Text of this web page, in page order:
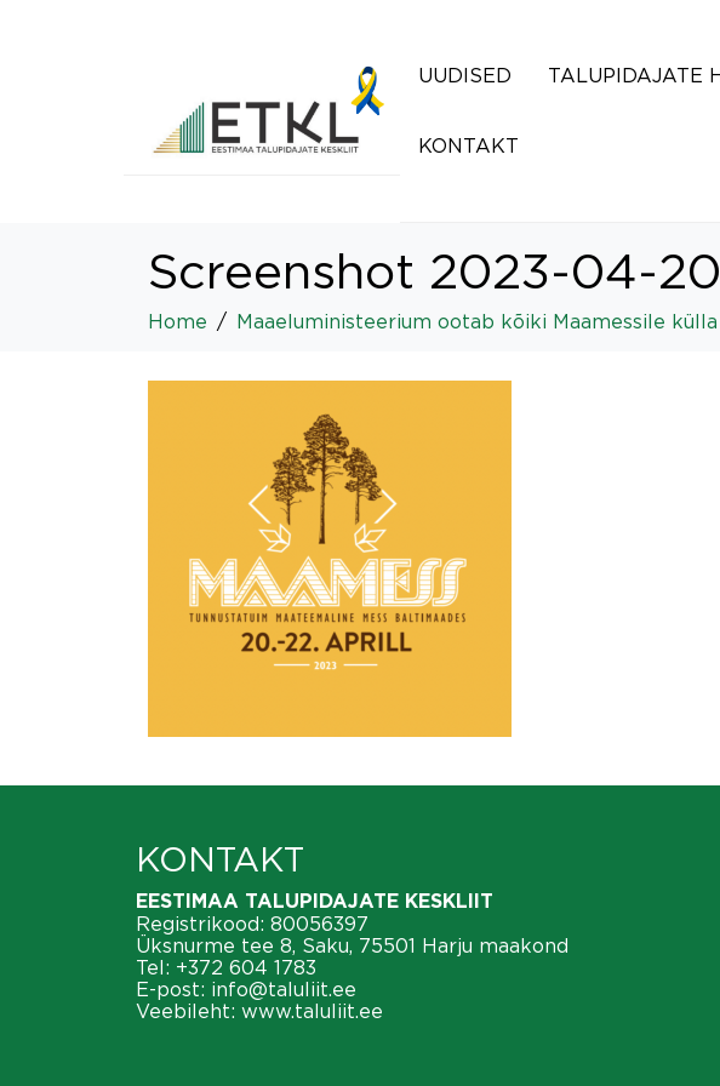
UUDISED TALUPIDAJATE
KONTAKT
Screenshot 2023-04-20
Home Maaeluministeerium ootab kõiki Maamessile külla
KONTAKT
EESTIMAA TALUPIDAJATE KESKLIIT
Registrikood: 80056397
Üksnurme tee 8, Saku, 75501 Harju maakond
Tel: +372 604 1783
E-post: info@taluliit.ee
Veebileht: www.taluliit.ee